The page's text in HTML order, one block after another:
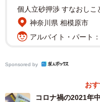
まず鈴木さんに、SAPIX
谷大塚など首都圏を中心
の年間にかかる費用につ
「中学受験をする場合、
2月（新4年）から進学塾
個人立砂押渉 すなおしこ
神奈川県 相模原市
アルバイト・パート
Sponsored by
お
コロナ禍の2021年